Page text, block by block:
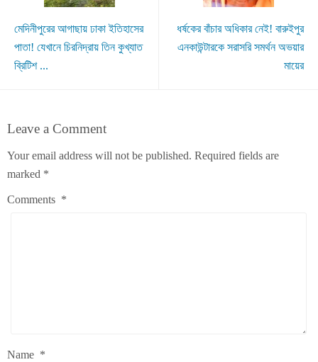
মেদিনীপুরের আগাছায় ঢাকা ইতিহাসের
পাতা! যেখানে চিরনিদ্রায় তিন কুখ্যাত
ব্রিটিশ ...
ধর্ষকের বাঁচার অধিকার নেই! বারুইপুর
এনকাউন্টারকে সরাসরি সমর্থন অভয়ার
মায়ের
Leave a Comment
Your email address will not be published. Required fields are
marked *
Comments *
Name *